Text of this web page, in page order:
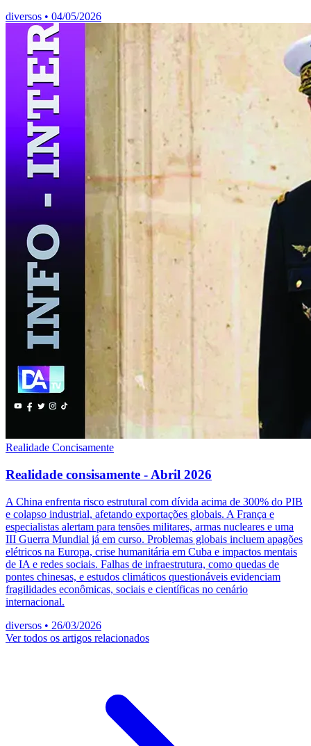
diversos • 04/05/2026
Realidade Concisamente
Realidade consisamente - Abril 2026
A China enfrenta risco estrutural com dívida acima de 300% do PIB
e colapso industrial, afetando exportações globais. A França e
especialistas alertam para tensões militares, armas nucleares e uma
III Guerra Mundial já em curso. Problemas globais incluem apagões
elétricos na Europa, crise humanitária em Cuba e impactos mentais
de IA e redes sociais. Falhas de infraestrutura, como quedas de
pontes chinesas, e estudos climáticos questionáveis evidenciam
fragilidades econômicas, sociais e científicas no cenário
internacional.
diversos • 26/03/2026
Ver todos os artigos relacionados